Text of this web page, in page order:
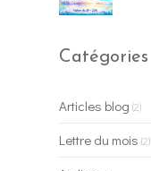
Catégories
Articles blog (2)
Lettre du mois (2)